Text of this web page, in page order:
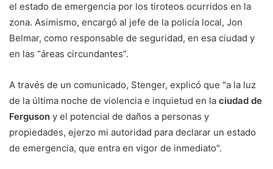
el estado de emergencia por los tiroteos ocurridos en la
zona. Asimismo, encargó al jefe de la policía local, Jon
Belmar, como responsable de seguridad, en esa ciudad y
en las “áreas circundantes”.
A través de un comunicado, Stenger, explicó que "a la luz
de la última noche de violencia e inquietud en la ciudad de
Ferguson y el potencial de daños a personas y
propiedades, ejerzo mi autoridad para declarar un estado
de emergencia, que entra en vigor de inmediato".